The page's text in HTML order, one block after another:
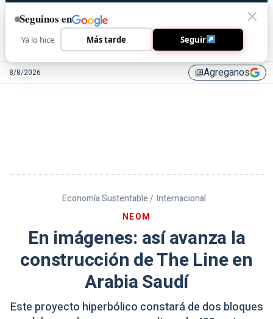
8/8/2026 library_addAgreganos
Economía Sustentable / Internacional
NEOM
En imágenes: así avanza la
construcción de The Line en
Arabia Saudí
Este proyecto hiperbólico constará de dos bloques
Seguinos en
Ya lo hice Más tarde Seguir